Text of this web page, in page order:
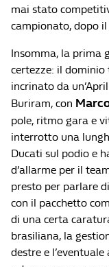
mai stato
campionato, dopo
Insomma, la prima
certezze: il
incrinato da
Buriram, con
pole, ritmo gara e
interrotto una
Ducati sul podio e
d’allarme per il
presto per parlare
con il pacchetto
di una certa
brasiliana, la
destre e